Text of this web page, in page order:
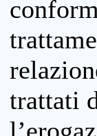
trattati